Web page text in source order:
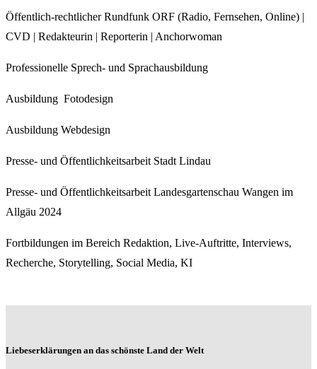
Öffentlich-rechtlicher Rundfunk ORF (Radio, Fernsehen, Online) |
CVD | Redakteurin | Reporterin | Anchorwoman
Professionelle Sprech- und Sprachausbildung
Ausbildung Fotodesign
Ausbildung Webdesign
Presse- und Öffentlichkeitsarbeit Stadt Lindau
Presse- und Öffentlichkeitsarbeit Landesgartenschau Wangen im
Allgäu 2024
Fortbildungen im Bereich Redaktion, Live-Auftritte, Interviews,
Recherche, Storytelling, Social Media, KI
Liebeserklärungen an das schönste Land der Welt